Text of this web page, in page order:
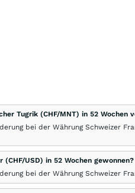
Tugrik (CHF/MNT) in 52 Wochen
bei der Währung Schweizer
USD) in 52 Wochen gewonnen?
bei der Währung Schweizer